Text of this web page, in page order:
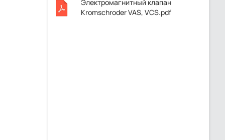
Электромагнитный клапан
Kromschroder VAS, VCS.pdf